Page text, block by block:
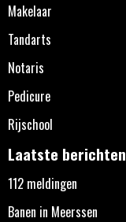
Makelaar
Tandarts
Notaris
Pedicure
Rijschool
Laatste berichten
112 meldingen
Banen in Meerssen